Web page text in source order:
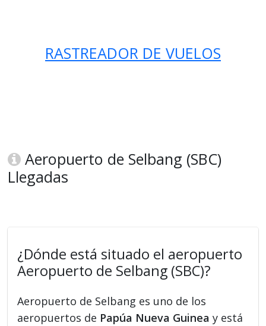
RASTREADOR DE VUELOS
Aeropuerto de Selbang (SBC)
Llegadas
¿Dónde está situado el aeropuerto
Aeropuerto de Selbang (SBC)?
Aeropuerto de Selbang es uno de los
aeropuertos de Papúa Nueva Guinea y está